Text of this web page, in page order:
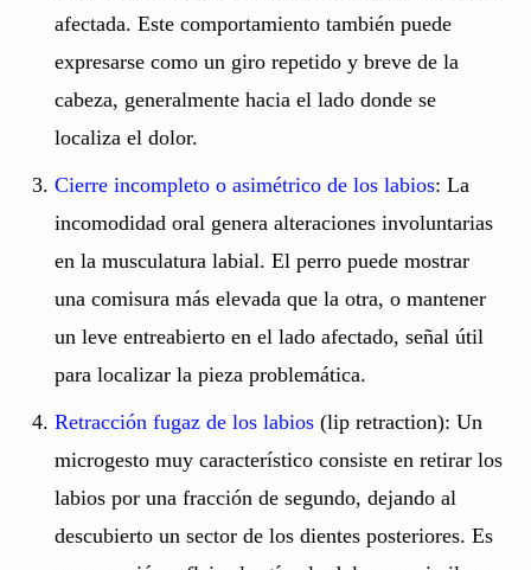
afectada. Este comportamiento también puede
expresarse como un giro repetido y breve de la
cabeza, generalmente hacia el lado donde se
localiza el dolor.
Cierre incompleto o asimétrico de los labios: La
incomodidad oral genera alteraciones involuntarias
en la musculatura labial. El perro puede mostrar
una comisura más elevada que la otra, o mantener
un leve entreabierto en el lado afectado, señal útil
para localizar la pieza problemática.
Retracción fugaz de los labios (lip retraction): Un
microgesto muy característico consiste en retirar los
labios por una fracción de segundo, dejando al
descubierto un sector de los dientes posteriores. Es